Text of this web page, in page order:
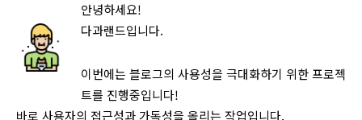
안녕하세요!
다과랜드입니다.
이번에는 블로그의 사용성을 극대화하기 위한 프로젝
트를 진행중입니다!
바로 사용자의 접근성과 가독성을 올리는 작업입니다.